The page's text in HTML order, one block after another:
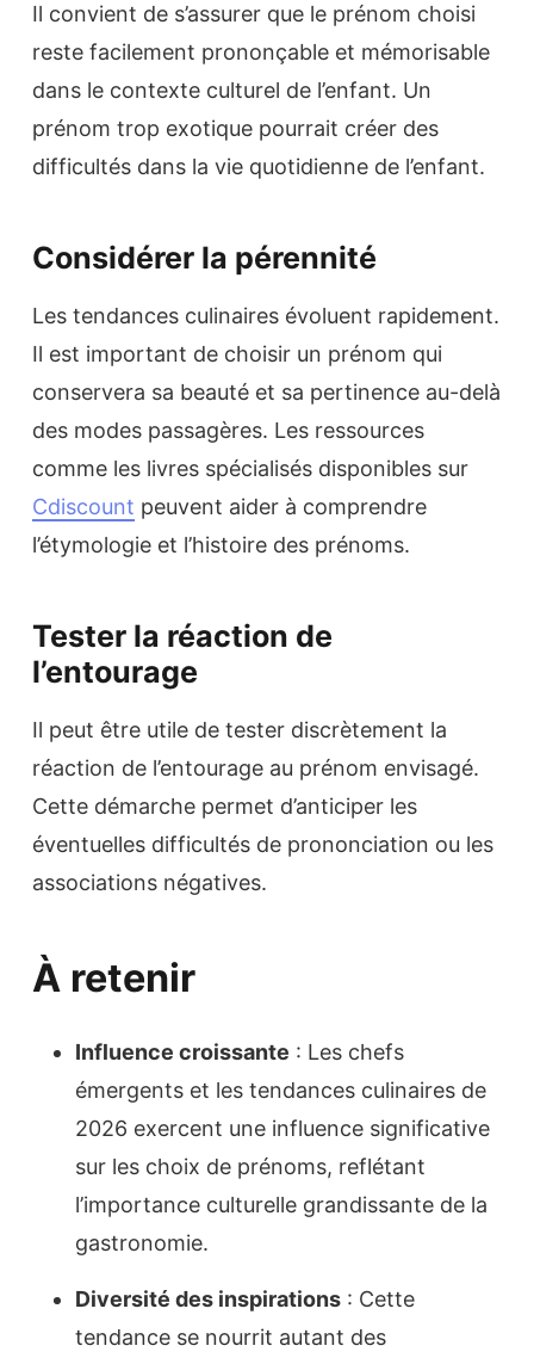
Il convient de s’assurer que le prénom choisi
reste facilement prononçable et mémorisable
dans le contexte culturel de l’enfant. Un
prénom trop exotique pourrait créer des
difficultés dans la vie quotidienne de l’enfant.
Considérer la pérennité
Les tendances culinaires évoluent rapidement.
Il est important de choisir un prénom qui
conservera sa beauté et sa pertinence au-delà
des modes passagères. Les ressources
comme les livres spécialisés disponibles sur
Cdiscount peuvent aider à comprendre
l’étymologie et l’histoire des prénoms.
Tester la réaction de
l’entourage
Il peut être utile de tester discrètement la
réaction de l’entourage au prénom envisagé.
Cette démarche permet d’anticiper les
éventuelles difficultés de prononciation ou les
associations négatives.
À retenir
Influence croissante : Les chefs
émergents et les tendances culinaires de
2026 exercent une influence significative
sur les choix de prénoms, reflétant
l’importance culturelle grandissante de la
gastronomie.
Diversité des inspirations : Cette
tendance se nourrit autant des